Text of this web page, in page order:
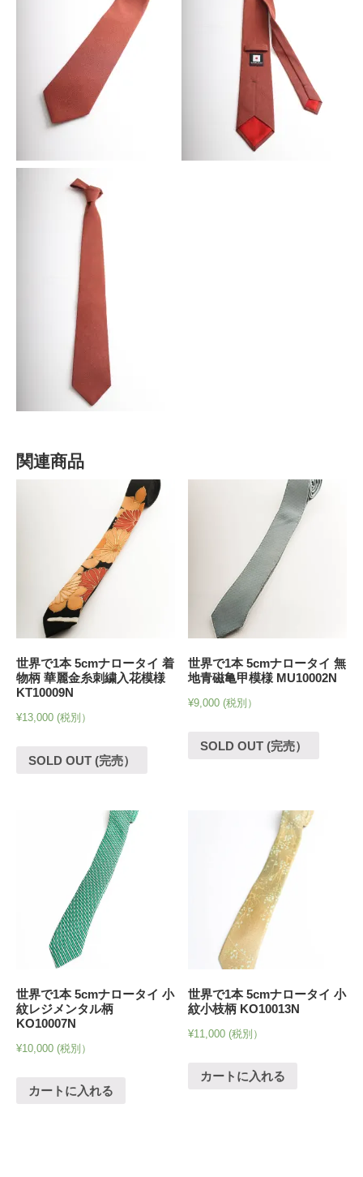
関連商品
世界で1本 5cmナロータイ 着
物柄 華麗金糸刺繍入花模様
KT10009N
¥13,000 (税別）
SOLD OUT (完売）
世界で1本 5cmナロータイ 無
地青磁亀甲模様 MU10002N
¥9,000 (税別）
SOLD OUT (完売）
世界で1本 5cmナロータイ 小
紋レジメンタル柄
KO10007N
¥10,000 (税別）
カートに入れる
世界で1本 5cmナロータイ 小
紋小枝柄 KO10013N
¥11,000 (税別）
カートに入れる